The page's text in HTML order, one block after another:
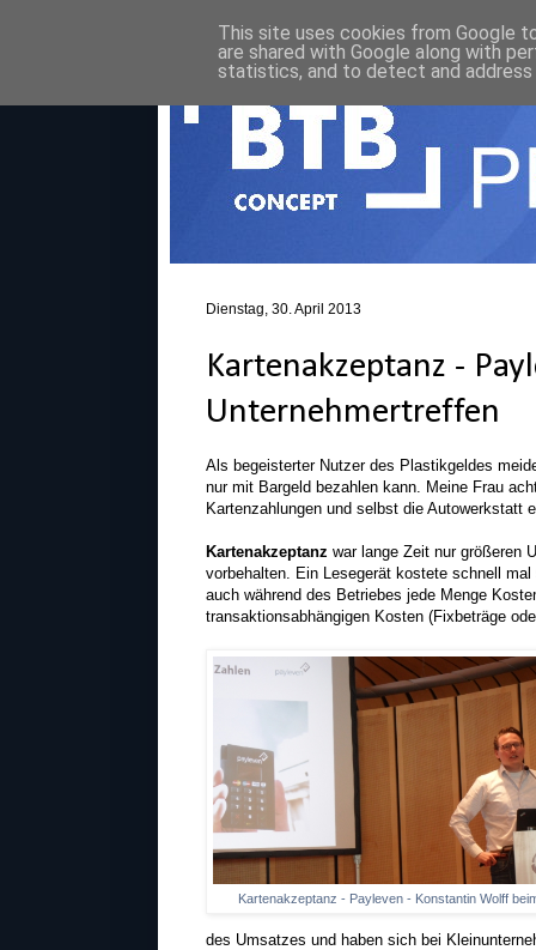
Dienstag, 30. April 2013
Kartenakzeptanz -
Unternehmertreffen
Als begeisterter Nutzer des Plastikgeldes
nur mit Bargeld bezahlen kann. Meine Frau
Kartenzahlungen und selbst die Autowerkstatt
Kartenakzeptanz war lange Zeit nur größeren
vorbehalten. Ein Lesegerät kostete schnell
auch während des Betriebes jede Menge
transaktionsabhängigen Kosten (Fixbeträge
Kartenakzeptanz - Payleven - Konstantin Wolff
des Umsatzes und haben sich bei
This site uses cookies from Google
are shared with Google along with
statistics, and to detect and address